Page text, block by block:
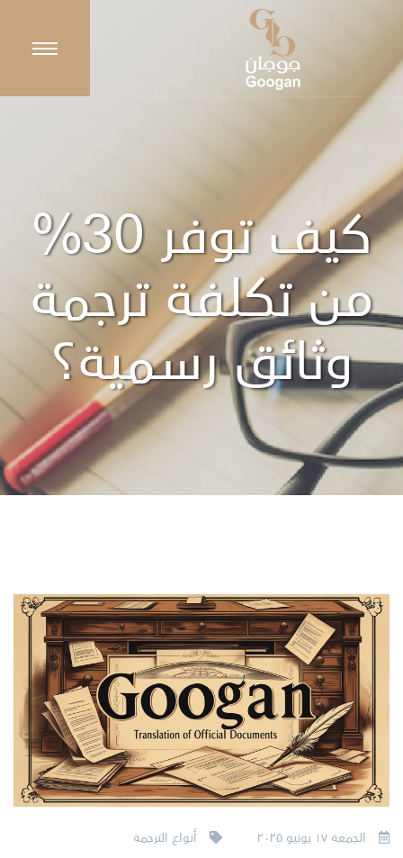
كيف توفر 30%
من تكلفة ترجمة
وثائق رسمية؟
الجمعة ١٧ يونيو ٢٠٢٥ أنواع الترجمة